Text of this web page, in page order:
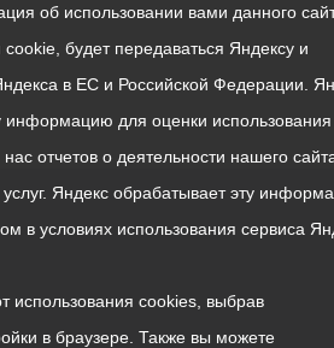
об использовании вами данного
будет передаваться Яндексу и
в ЕС и Российской Федерации.
информацию для оценки
отчетов о деятельности нашего
услуг. Яндекс обрабатывает эту
в условиях использования сервиса
использования cookies, выбрав
в браузере. Также вы можете